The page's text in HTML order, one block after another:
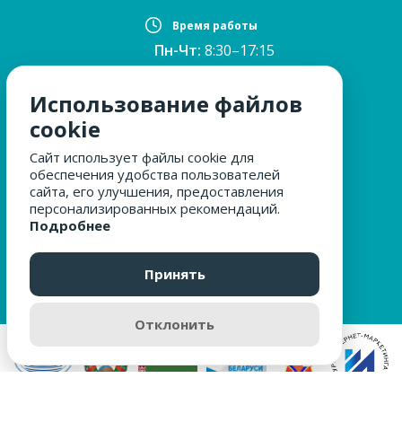
Время работы
Пн-Чт: 8:30–17:15
ПТ:8:30–16:00
12:30–13:00
Сб, Вс:выходные
МЫ ЗА БЕЗОПАСНОСТЬ
ОБРАЩЕНИЯ ГРАЖДАН
Использование файлов
cookie
Сайт использует файлы cookie для
обеспечения удобства пользователей
сайта, его улучшения, предоставления
персонализированных рекомендаций.
Подробнее
Принять
Отклонить